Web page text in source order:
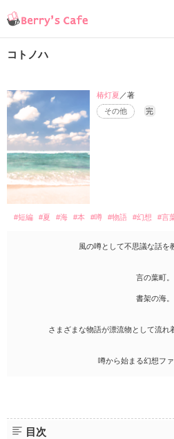
コトノハ
その他 完
椿灯夏 ／著
#短編 #夏 #海 #本 #噂 #物語 #幻想 #言
風の噂として不思議な話を
言の葉町。
書架の海。
さまざまな物語が漂流物として流れ
噂から始まる幻想ファ
目次